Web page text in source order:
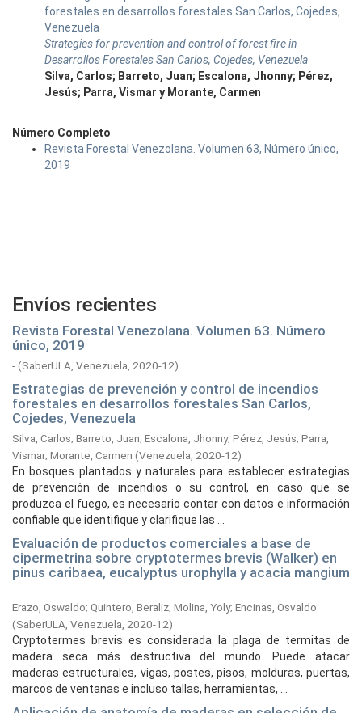
forestales en desarrollos forestales San Carlos, Cojedes,
Venezuela
Strategies for prevention and control of forest fire in
Desarrollos Forestales San Carlos, Cojedes, Venezuela
Silva, Carlos; Barreto, Juan; Escalona, Jhonny; Pérez,
Jesús; Parra, Vismar y Morante, Carmen
Número Completo
Revista Forestal Venezolana. Volumen 63, Número único,
2019
Envíos recientes
Revista Forestal Venezolana. Volumen 63. Número
único, 2019
-(SaberULA, Venezuela, 2020-12)
Estrategias de prevención y control de incendios
forestales en desarrollos forestales San Carlos,
Cojedes, Venezuela
Silva, Carlos; Barreto, Juan; Escalona, Jhonny; Pérez, Jesús; Parra,
Vismar; Morante, Carmen (Venezuela, 2020-12)
En bosques plantados y naturales para establecer estrategias
de prevención de incendios o su control, en caso que se
produzca el fuego, es necesario contar con datos e información
confiable que identifique y clarifique las ...
Evaluación de productos comerciales a base de
cipermetrina sobre cryptotermes brevis (Walker) en
pinus caribaea, eucalyptus urophylla y acacia mangium
Erazo, Oswaldo; Quintero, Beraliz; Molina, Yoly; Encinas, Osvaldo
(SaberULA, Venezuela, 2020-12)
Cryptotermes brevis es considerada la plaga de termitas de
madera seca más destructiva del mundo. Puede atacar
maderas estructurales, vigas, postes, pisos, molduras, puertas,
marcos de ventanas e incluso tallas, herramientas, ...